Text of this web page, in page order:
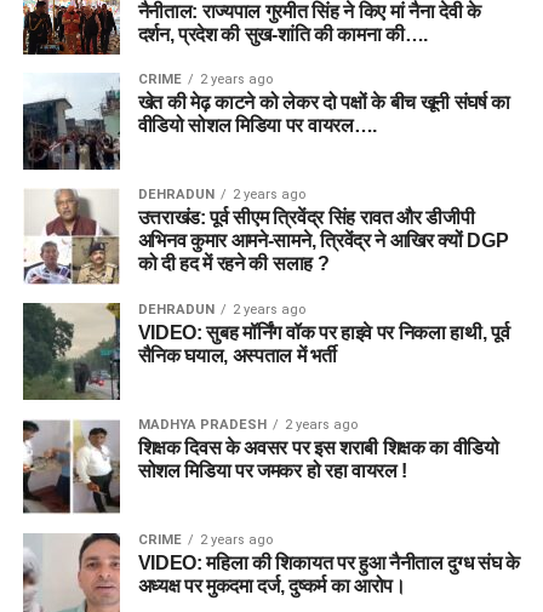
नैनीताल: राज्यपाल गुरमीत सिंह ने किए मां नैना देवी के
दर्शन, प्रदेश की सुख-शांति की कामना की….
CRIME 2 years ago
खेत की मेढ़ काटने को लेकर दो पक्षों के बीच खूनी संघर्ष का
वीडियो सोशल मिडिया पर वायरल….
DEHRADUN 2 years ago
उत्तराखंड: पूर्व सीएम त्रिवेंद्र सिंह रावत और डीजीपी
अभिनव कुमार आमने-सामने, त्रिवेंद्र ने आखिर क्यों DGP
को दी हद में रहने की सलाह ?
DEHRADUN 2 years ago
VIDEO: सुबह मॉर्निंग वॉक पर हाइवे पर निकला हाथी, पूर्व
सैनिक घयाल, अस्पताल में भर्ती
MADHYA PRADESH 2 years ago
शिक्षक दिवस के अवसर पर इस शराबी शिक्षक का वीडियो
सोशल मिडिया पर जमकर हो रहा वायरल !
CRIME 2 years ago
VIDEO: महिला की शिकायत पर हुआ नैनीताल दुग्ध संघ के
अध्यक्ष पर मुकदमा दर्ज, दुष्कर्म का आरोप।